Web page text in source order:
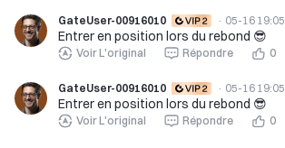
GateUser-00916010 · 05-16 19:05
Entrer en position lors du rebond 😎
Voir L'original Répondre 0
GateUser-00916010 · 05-16 19:05
Entrer en position lors du rebond 😎
Voir L'original Répondre 0